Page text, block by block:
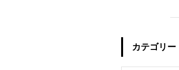
カテゴリー